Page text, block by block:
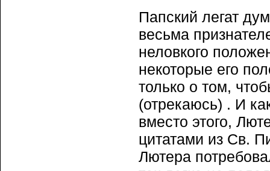
Папский легат
весьма
неловкого
некоторые его
только о том,
(отрекаюсь) . И
вместо этого,
цитатами из Св.
Лютера